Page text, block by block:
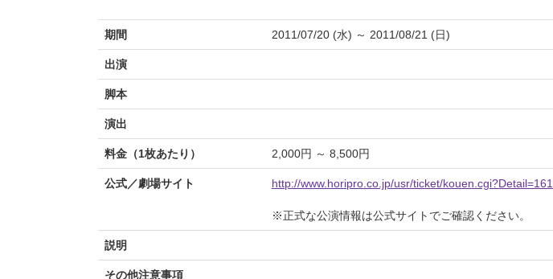
期間 2011/07/20 (水) ～ 2011/08/21 (日)
出演
脚本
演出
料金（1枚あたり） 2,000円 ～ 8,500円
公式／劇場サイト http://www.horipro.co.jp/usr/ticket/kouen.cgi?Detail=161
※正式な公演情報は公式サイトでご確認ください。
説明
その他注意事項